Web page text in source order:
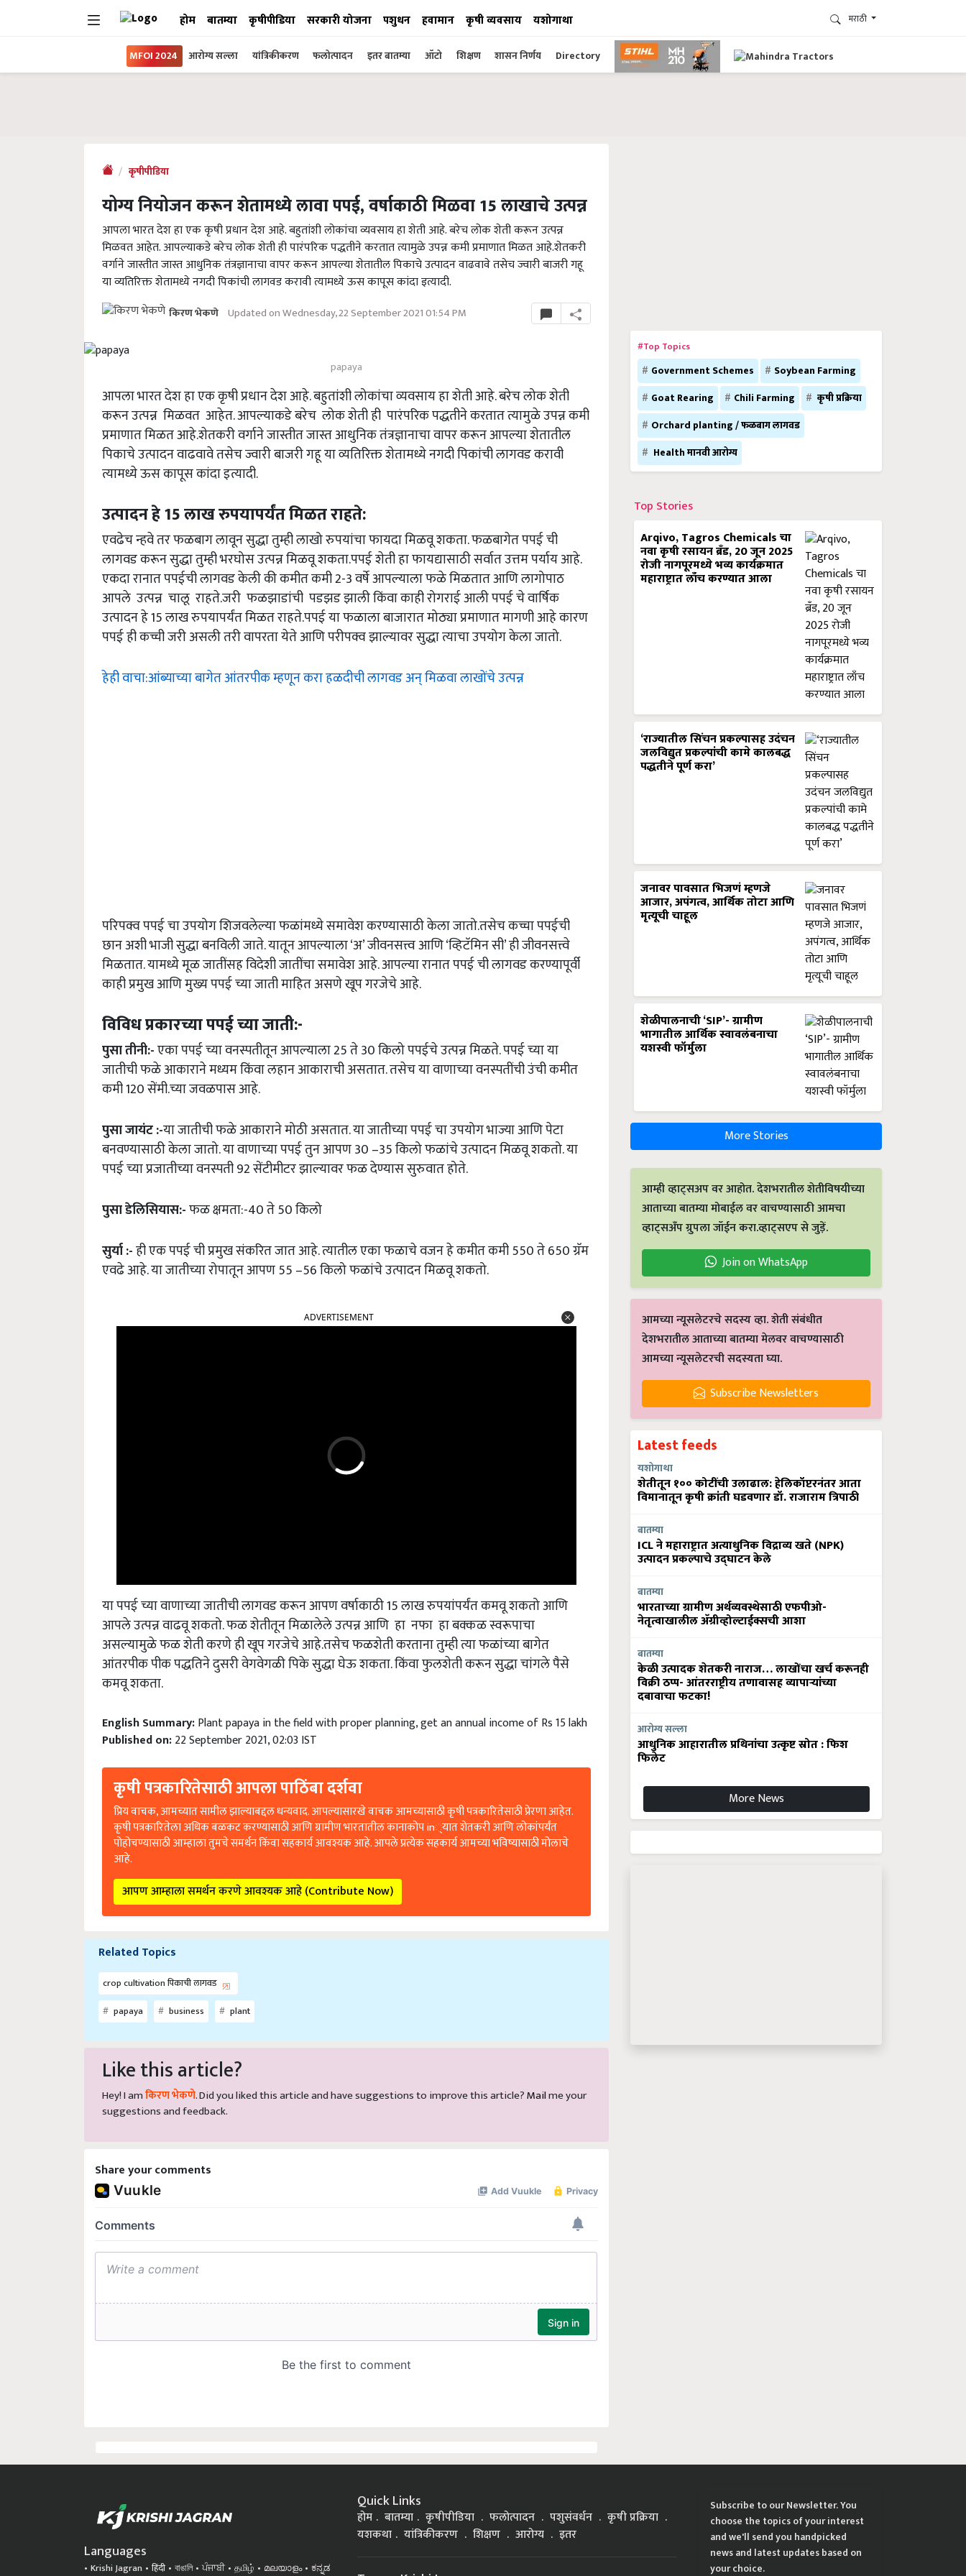
होम बातम्या कृषीपीडिया सरकारी योजना पशुधन हवामान कृषी व्यवसाय यशोगाथा मराठी
MFOI 2024 आरोग्य सल्ला यांत्रिकीकरण फलोत्पादन इतर बातम्या ऑटो शिक्षण शासन निर्णय Directory
कृषीपीडिया
योग्य नियोजन करून शेतामध्ये लावा पपई, वर्षाकाठी मिळवा 15 लाखाचे उत्पन्न
आपला भारत देश हा एक कृषी प्रधान देश आहे. बहुतांशी लोकांचा व्यवसाय हा शेती आहे. बरेच लोक शेती करून उत्पन्न
मिळवत आहेत. आपल्याकडे बरेच लोक शेती ही पारंपरिक पद्धतीने करतात त्यामुळे उपन्न कमी प्रमाणात मिळत आहे.शेतकरी
वर्गाने जास्तीत जास्त आधुनिक तंत्रज्ञानाचा वापर करून आपल्या शेतातील पिकाचे उत्पादन वाढवावे तसेच ज्वारी बाजरी गहू
या व्यतिरिक्त शेतामध्ये नगदी पिकांची लागवड करावी त्यामध्ये ऊस कापूस कांदा इत्यादी.
किरण भेकणे Updated on Wednesday, 22 September 2021 01:54 PM
papaya
आपला भारत देश हा एक कृषी प्रधान देश आहे. बहुतांशी लोकांचा व्यवसाय हा शेती आहे. बरेच लोक शेती
करून उत्पन्न मिळवत आहेत. आपल्याकडे बरेच लोक शेती ही पारंपरिक पद्धतीने करतात त्यामुळे उपन्न कमी
प्रमाणात मिळत आहे.शेतकरी वर्गाने जास्तीत जास्त आधुनिक तंत्रज्ञानाचा वापर करून आपल्या शेतातील
पिकाचे उत्पादन वाढवावे तसेच ज्वारी बाजरी गहू या व्यतिरिक्त शेतामध्ये नगदी पिकांची लागवड करावी
त्यामध्ये ऊस कापूस कांदा इत्यादी.
उत्पादन हे 15 लाख रुपयापर्यंत मिळत राहते:
एवढेच न्हवे तर फळबाग लावून सुद्धा तुम्ही लाखो रुपयांचा फायदा मिळवू शकता. फळबागेत पपई ची
लागवड करून सुद्धा तुम्ही भरघोस उत्पन्न मिळवू शकता.पपई शेती हा फायद्यासाठी सर्वात उत्तम पर्याय आहे.
एकदा रानात पपईची लागवड केली की कमीत कमी 2-3 वर्षे आपल्याला फळे मिळतात आणि लागोपाठ
आपले उत्पन्न चालू राहते.जरी फळझाडांची पडझड झाली किंवा काही रोगराई आली पपई चे वार्षिक
उत्पादन हे 15 लाख रुपयापर्यंत मिळत राहते.पपई या फळाला बाजारात मोठ्या प्रमाणात मागणी आहे कारण
पपई ही कच्ची जरी असली तरी वापरता येते आणि परीपक्व झाल्यावर सुद्धा त्याचा उपयोग केला जातो.
हेही वाचा:आंब्याच्या बागेत आंतरपीक म्हणून करा हळदीची लागवड अन् मिळवा लाखोंचे उत्पन्न
परिपक्व पपई चा उपयोग शिजवलेल्या फळांमध्ये समावेश करण्यासाठी केला जातो.तसेच कच्चा पपईची
छान अशी भाजी सुद्धा बनविली जाते. यातून आपल्याला ‘अ’ जीवनसत्त्व आणि ‘व्हिटॅमिन सी’ ही जीवनसत्त्वे
मिळतात. यामध्ये मूळ जातींसह विदेशी जातींचा समावेश आहे. आपल्या रानात पपई ची लागवड करण्यापूर्वी
काही प्रमुख आणि मुख्य पपई च्या जाती माहित असणे खूप गरजेचे आहे.
विविध प्रकारच्या पपई च्या जाती:-
पुसा तीनी:-एका पपई च्या वनस्पतीतून आपल्याला 25 ते 30 किलो पपईचे उत्पन्न मिळते. पपई च्या या
जातीची फळे आकाराने मध्यम किंवा लहान आकाराची असतात. तसेच या वाणाच्या वनस्पतींची उंची कमीत
कमी 120 सेंमी.च्या जवळपास आहे.
पुसा जायंट :-या जातीची फळे आकाराने मोठी असतात. या जातीच्या पपई चा उपयोग भाज्या आणि पेटा
बनवण्यासाठी केला जातो. या वाणाच्या पपई तुन आपण 30 –35 किलो फळांचे उत्पादन मिळवू शकतो. या
पपई च्या प्रजातीच्या वनस्पती 92 सेंटीमीटर झाल्यावर फळ देण्यास सुरुवात होते.
पुसा डेलिसियास:-फळ क्षमता:-40 ते 50 किलो
सुर्या :-ही एक पपई ची प्रमुख संकरित जात आहे. त्यातील एका फळाचे वजन हे कमीत कमी 550 ते 650 ग्रॅम
एवढे आहे. या जातीच्या रोपातून आपण 55 –56 किलो फळांचे उत्पादन मिळवू शकतो.
या पपई च्या वाणाच्या जातीची लागवड करून आपण वर्षाकाठी 15 लाख रुपयांपर्यंत कमवू शकतो आणि
आपले उत्पन्न वाढवू शकतो. फळ शेतीतून मिळालेले उत्पन्न आणि हा नफा हा बक्कळ स्वरूपाचा
असल्यामुळे फळ शेती करणे ही खूप गरजेचे आहे.तसेच फळशेती करताना तुम्ही त्या फळांच्या बागेत
आंतरपीक पीक पद्धतिने दुसरी वेगवेगळी पिके सुद्धा घेऊ शकता. किंवा फुलशेती करून सुद्धा चांगले पैसे
कमवू शकता.
English Summary: Plant papaya in the field with proper planning, get an annual income of Rs 15 lakh
Published on: 22 September 2021, 02:03 IST
कृषी पत्रकारितेसाठी आपला पाठिंबा दर्शवा
प्रिय वाचक, आमच्यात सामील झाल्याबद्दल धन्यवाद. आपल्यासारखे वाचक आमच्यासाठी कृषी पत्रकारितेसाठी प्रेरणा आहेत.
कृषी पत्रकारितेला अधिक बळकट करण्यासाठी आणि ग्रामीण भारतातील कानाकोप in्यात शेतकरी आणि लोकांपर्यंत
पोहोचण्यासाठी आम्हाला तुमचे समर्थन किंवा सहकार्य आवश्यक आहे. आपले प्रत्येक सहकार्य आमच्या भविष्यासाठी मोलाचे
आहे.
आपण आम्हाला समर्थन करणे आवश्यक आहे (Contribute Now)
Related Topics
crop cultivation पिकाची लागवड
papaya
business plant
Like this article?
Hey! I am किरण भेकणे . Did you liked this article and have suggestions to improve this article? Mail
suggestions and feedback.
Share your comments
#Top Topics
Government Schemes
Soybean Farming
Goat Rearing
Chili Farming
कृषी प्रक्रिया
Orchard planting / फळबाग लागवड
Health मानवी आरोग्य
Top Stories
Arqivo, Tagros Chemicals चा
नवा कृषी रसायन ब्रँड, 20 जून 2025
रोजी नागपूरमध्ये भव्य कार्यक्रमात
महाराष्ट्रात लाँच करण्यात आला
‘राज्यातील सिंचन प्रकल्पासह उदंचन
जलविद्युत प्रकल्पांची कामे कालबद्ध
पद्धतीने पूर्ण करा’
जनावर पावसात भिजणं म्हणजे
आजार, अपंगत्व, आर्थिक तोटा आणि
मृत्यूची चाहूल
शेळीपालनाची ‘SIP’- ग्रामीण
भागातील आर्थिक स्वावलंबनाचा
यशस्वी फॉर्मुला
More Stories
आम्ही व्हाट्सअप वर आहोत. देशभरातील शेतीविषयीच्या
आताच्या बातम्या मोबाईल वर वाचण्यासाठी आमचा
व्हाट्सअँप ग्रुपला जॉईन करा.व्हाट्सएप से जुड़ें.
Join on WhatsApp
आमच्या न्यूसलेटरचे सदस्य व्हा. शेती संबंधीत
देशभरातील आताच्या बातम्या मेलवर वाचण्यासाठी
आमच्या न्यूसलेटरची सदस्यता घ्या.
Subscribe Newsletters
Latest feeds
यशोगाथा
शेतीतून १०० कोटींची उलाढाल: हेलिकॉप्टरनंतर आता
विमानातून कृषी क्रांती घडवणार डॉ. राजाराम त्रिपाठी
बातम्या
ICL ने महाराष्ट्रात अत्याधुनिक विद्राव्य खते (NPK)
उत्पादन प्रकल्पाचे उद्घाटन केले
बातम्या
भारताच्या ग्रामीण अर्थव्यवस्थेसाठी एफपीओ-
नेतृत्वाखालील अ‍ॅग्रीव्होल्टाईक्सची आशा
बातम्या
केळी उत्पादक शेतकरी नाराज… लाखोंचा खर्च करूनही
विक्री ठप्प- आंतरराष्ट्रीय तणावासह व्यापाऱ्यांच्या
दबावाचा फटका!
आरोग्य सल्ला
आधुनिक आहारातील प्रथिनांचा उत्कृष्ट स्रोत : फिश
फिलेट
More News
Languages
Krishi Jagran हिंदी বাঙালি ਪੰਜਾਬੀ தமிழ் മലയാളം
ಕನ್ನಡ
Quick Links
होम बातम्या कृषीपीडिया फलोत्पादन पशुसंवर्धन
कृषी प्रक्रिया
यशकथा
यांत्रिकीकरण शिक्षण आरोग्य इतर
Subscribe to our Newsletter. You
choose the topics of your interest
and we'll send you handpicked
news and latest updates based on
your choice.